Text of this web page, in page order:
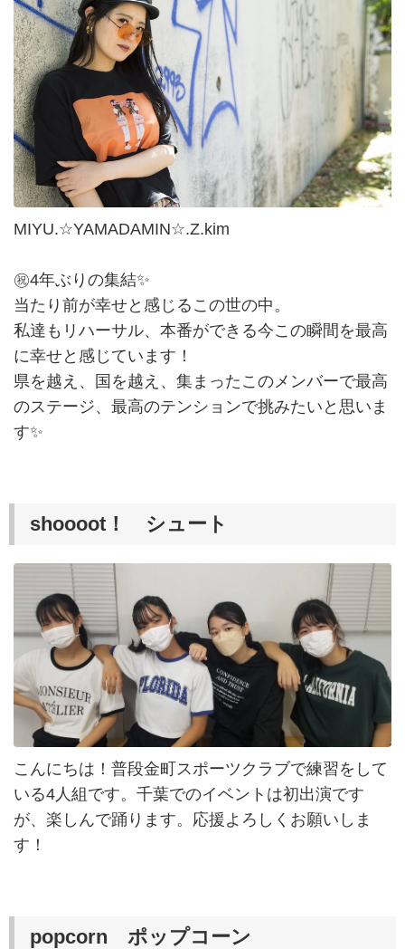
MIYU.☆YAMADAMIN☆.Z.kim
㊗️4年ぶりの集結✨
当たり前が幸せと感じるこの世の中。
私達もリハーサル、本番ができる今この瞬間を最高
に幸せと感じています！
県を越え、国を越え、集まったこのメンバーで最高
のステージ、最高のテンションで挑みたいと思いま
す✨
shoooot！ シュート
こんにちは！普段金町スポーツクラブで練習をして
いる4人組です。千葉でのイベントは初出演です
が、楽しんで踊ります。応援よろしくお願いしま
す！
popcorn ポップコーン